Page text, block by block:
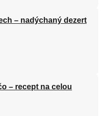
– nadýchaný dezert
– recept na celou